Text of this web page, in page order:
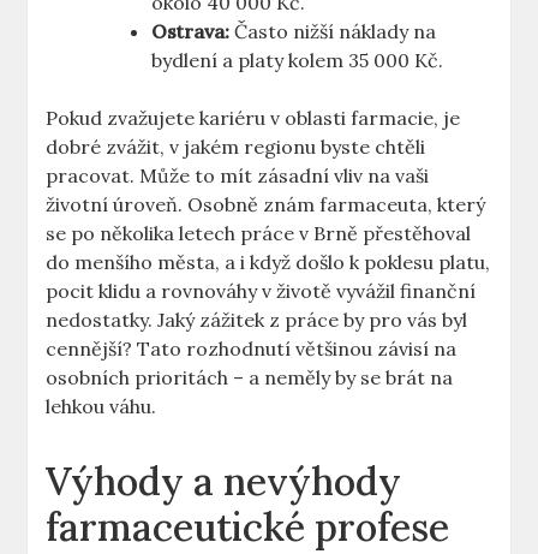
Ostrava: Často nižší náklady na
bydlení a platy kolem 35 000 Kč.
Pokud zvažujete kariéru v oblasti farmacie, je
dobré zvážit, v jakém regionu byste chtěli
pracovat. Může to mít zásadní vliv na vaši
životní úroveň. Osobně znám farmaceuta, který
se po několika letech práce v Brně přestěhoval
do menšího města, a i když došlo k poklesu platu,
pocit klidu a rovnováhy v životě vyvážil finanční
nedostatky. Jaký zážitek z práce by pro vás byl
cennější? Tato rozhodnutí většinou závisí na
osobních prioritách – a neměly by se brát na
lehkou váhu.
Výhody a nevýhody
farmaceutické profese